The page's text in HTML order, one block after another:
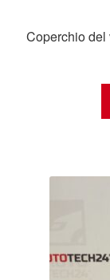
Coperchio del